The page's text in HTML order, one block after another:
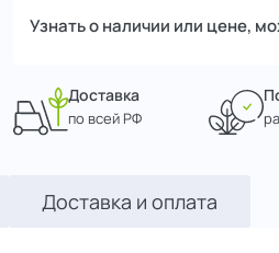
Узнать о наличии или цене,
Доставка
по всей РФ
Доставка и оплата